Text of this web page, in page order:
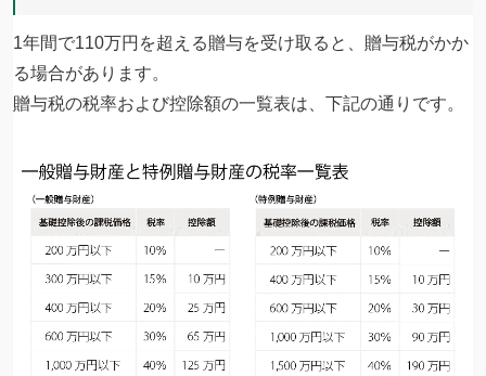
1年間で110万円を超える贈与を受け取ると、贈与税がかか
る場合があります。
贈与税の税率および控除額の一覧表は、下記の通りです。